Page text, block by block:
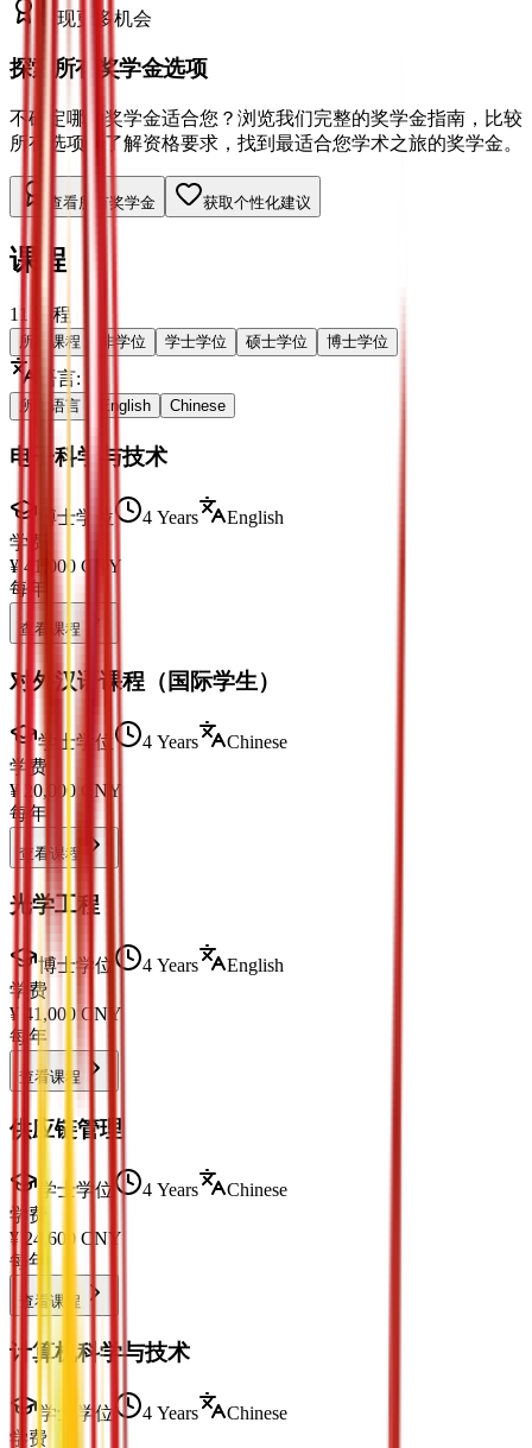
发现更多机会
探索所有奖学金选项
不确定哪种奖学金适合您？浏览我们完整的奖学金指南，比较
所有选项，了解资格要求，找到最适合您学术之旅的奖学金。
查看所有奖学金 获取个性化建议
课程
11 课程
所有课程 非学位 学士学位 硕士学位 博士学位
语言:
所有语言 English Chinese
电子科学与技术
博士学位 4 Years
English
学费
¥ 41,000 CNY
每年
查看课程
对外汉语课程（国际学生）
学士学位 4 Years
Chinese
学费
¥ 20,000 CNY
每年
查看课程
光学工程
博士学位 4 Years
English
学费
¥ 41,000 CNY
每年
查看课程
供应链管理
学士学位 4 Years
Chinese
学费
¥ 24,600 CNY
每年
查看课程
计算机科学与技术
学士学位 4 Years
Chinese
学费